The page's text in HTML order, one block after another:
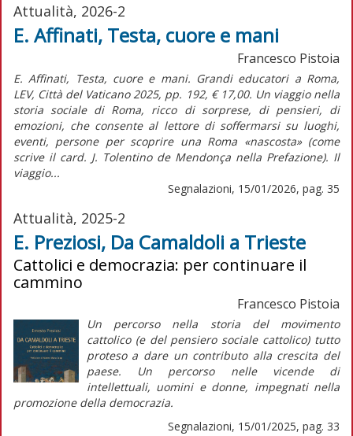
Attualità, 2026-2
E. Affinati, Testa, cuore e mani
Francesco Pistoia
E. Affinati, Testa, cuore e mani. Grandi educatori a Roma,
LEV, Città del Vaticano 2025, pp. 192, € 17,00. Un viaggio nella
storia sociale di Roma, ricco di sorprese, di pensieri, di
emozioni, che consente al lettore di soffermarsi su luoghi,
eventi, persone per scoprire una Roma «nascosta» (come
scrive il card. J. Tolentino de Mendonça nella Prefazione). Il
viaggio...
Segnalazioni, 15/01/2026, pag. 35
Attualità, 2025-2
E. Preziosi, Da Camaldoli a Trieste
Cattolici e democrazia: per continuare il
cammino
Francesco Pistoia
Un percorso nella storia del movimento
cattolico (e del pensiero sociale cattolico) tutto
proteso a dare un contributo alla crescita del
paese. Un percorso nelle vicende di
intellettuali, uomini e donne, impegnati nella
promozione della democrazia.
Segnalazioni, 15/01/2025, pag. 33